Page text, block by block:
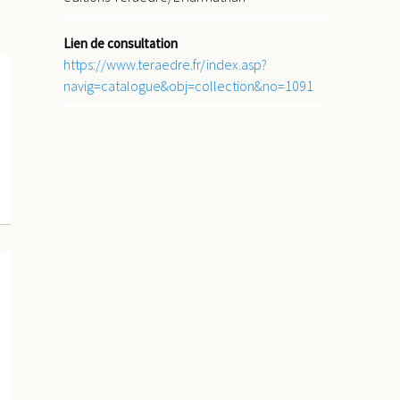
Lien de consultation
https://www.teraedre.fr/index.asp?
navig=catalogue&obj=collection&no=1091